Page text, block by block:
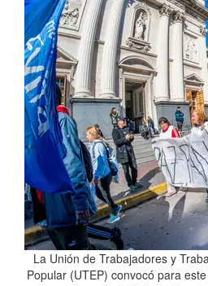
La Unión de Trabajadores y
Popular (UTEP) convocó para